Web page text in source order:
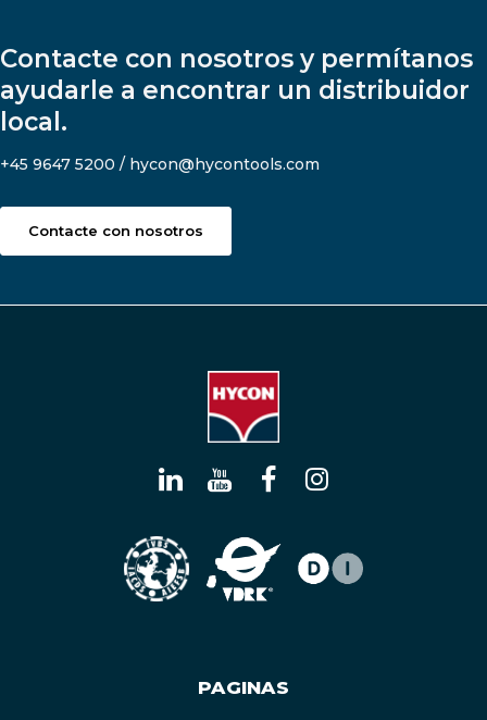
Contacte con nosotros y permítanos
ayudarle a encontrar un distribuidor
local.
+45 9647 5200 / hycon@hycontools.com
Contacte con nosotros
PAGINAS